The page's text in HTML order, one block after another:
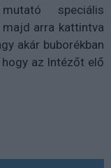
speciális
majd arra kattintva
akár buborékban
az Intézőt elő